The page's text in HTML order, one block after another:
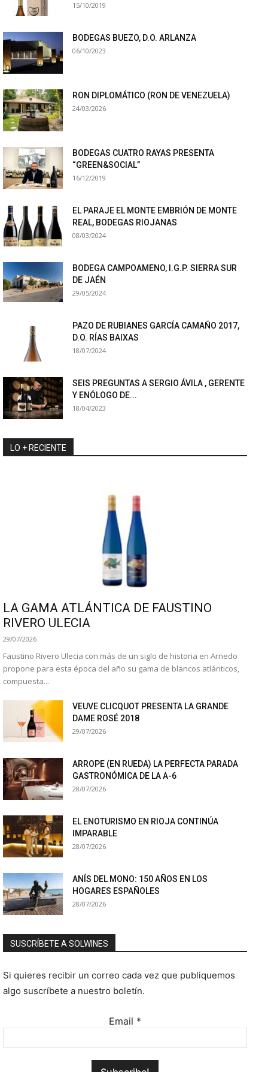
15/10/2019
BODEGAS BUEZO, D.O. ARLANZA
06/10/2023
RON DIPLOMÁTICO (RON DE VENEZUELA)
24/03/2026
BODEGAS CUATRO RAYAS PRESENTA
“GREEN&SOCIAL”
16/12/2019
EL PARAJE EL MONTE EMBRIÓN DE MONTE
REAL, BODEGAS RIOJANAS
08/03/2024
BODEGA CAMPOAMENO, I.G.P. SIERRA SUR
DE JAÉN
29/05/2024
PAZO DE RUBIANES GARCÍA CAMAÑO 2017,
D.O. RÍAS BAIXAS
18/07/2024
SEIS PREGUNTAS A SERGIO ÁVILA , GERENTE
Y ENÓLOGO DE...
18/04/2023
LO + RECIENTE
LA GAMA ATLÁNTICA DE FAUSTINO
RIVERO ULECIA
29/07/2026
Faustino Rivero Ulecia con más de un siglo de historia en Arnedo
propone para esta época del año su gama de blancos atlánticos,
compuesta...
VEUVE CLICQUOT PRESENTA LA GRANDE
DAME ROSÉ 2018
29/07/2026
ARROPE (EN RUEDA) LA PERFECTA PARADA
GASTRONÓMICA DE LA A-6
28/07/2026
EL ENOTURISMO EN RIOJA CONTINÚA
IMPARABLE
28/07/2026
ANÍS DEL MONO: 150 AÑOS EN LOS
HOGARES ESPAÑOLES
28/07/2026
SUSCRÍBETE A SOLWINES
Si quieres recibir un correo cada vez que publiquemos
algo suscríbete a nuestro boletín.
Email *